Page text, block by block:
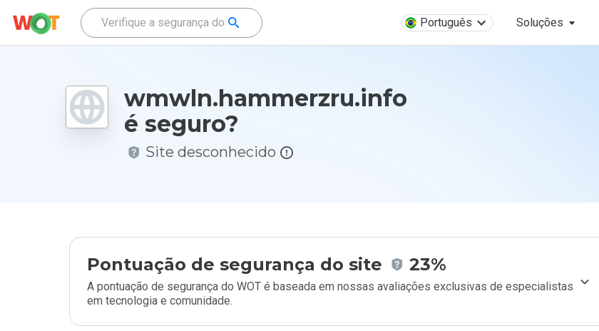
Português Soluções
wmwln.hammerzru.info
é seguro?
Site desconhecido
Pontuação de segurança do site 23%
A pontuação de segurança do WOT é baseada em nossas avaliações exclusivas de especialistas
em tecnologia e comunidade.